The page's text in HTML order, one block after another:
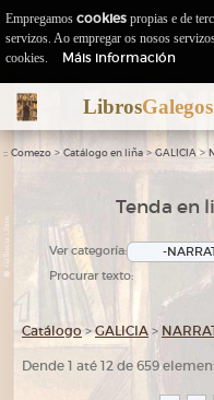
Libros
:: Comezo > Catálogo en liña > GALICIA>
Tenda en
Ver categoría:
Procurar texto:
Catálogo >GALICIA >
Dende 1 até 12 de 659
Empregamos cookies propias e de
servizos. Ao empregar os nosos
cookies.
Máis información